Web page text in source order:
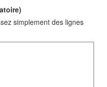
simplement des lignes